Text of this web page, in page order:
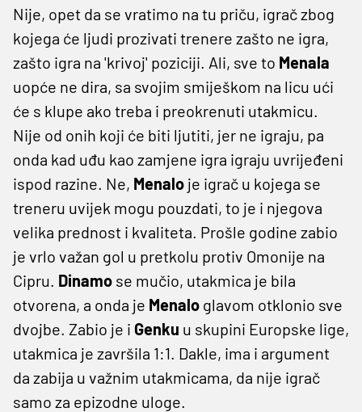
Nije, opet da se vratimo na tu priču, igrač zbog
kojega će ljudi prozivati trenere zašto ne igra,
zašto igra na 'krivoj' poziciji. Ali, sve to Menala
uopće ne dira, sa svojim smiješkom na licu ući
će s klupe ako treba i preokrenuti utakmicu.
Nije od onih koji će biti ljutiti, jer ne igraju, pa
onda kad uđu kao zamjene igra igraju uvrijeđeni
ispod razine. Ne, Menalo je igrač u kojega se
treneru uvijek mogu pouzdati, to je i njegova
velika prednost i kvaliteta. Prošle godine zabio
je vrlo važan gol u pretkolu protiv Omonije na
Cipru. Dinamo se mučio, utakmica je bila
otvorena, a onda je Menalo glavom otklonio sve
dvojbe. Zabio je i Genku u skupini Europske lige,
utakmica je završila 1:1. Dakle, ima i argument
da zabija u važnim utakmicama, da nije igrač
samo za epizodne uloge.